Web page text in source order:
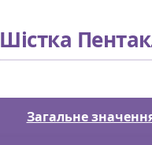
Шістка
Загальне